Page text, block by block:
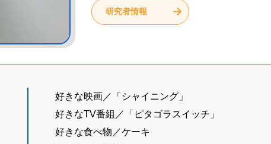
研究者情報
好きな映画／「シャイニング」
好きなTV番組／「ピタゴラスイッチ」
好きな食べ物／ケーキ